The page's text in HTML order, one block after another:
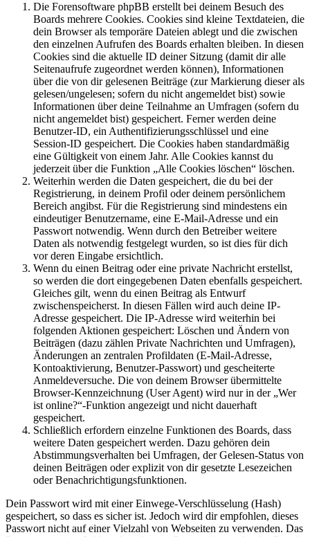
Die Forensoftware phpBB erstellt bei deinem Besuch des
Boards mehrere Cookies. Cookies sind kleine Textdateien, die
dein Browser als temporäre Dateien ablegt und die zwischen
den einzelnen Aufrufen des Boards erhalten bleiben. In diesen
Cookies sind die aktuelle ID deiner Sitzung (damit dir alle
Seitenaufrufe zugeordnet werden können), Informationen
über die von dir gelesenen Beiträge (zur Markierung dieser als
gelesen/ungelesen; sofern du nicht angemeldet bist) sowie
Informationen über deine Teilnahme an Umfragen (sofern du
nicht angemeldet bist) gespeichert. Ferner werden deine
Benutzer-ID, ein Authentifizierungsschlüssel und eine
Session-ID gespeichert. Die Cookies haben standardmäßig
eine Gültigkeit von einem Jahr. Alle Cookies kannst du
jederzeit über die Funktion „Alle Cookies löschen“ löschen.
Weiterhin werden die Daten gespeichert, die du bei der
Registrierung, in deinem Profil oder deinem persönlichem
Bereich angibst. Für die Registrierung sind mindestens ein
eindeutiger Benutzername, eine E-Mail-Adresse und ein
Passwort notwendig. Wenn durch den Betreiber weitere
Daten als notwendig festgelegt wurden, so ist dies für dich
vor deren Eingabe ersichtlich.
Wenn du einen Beitrag oder eine private Nachricht erstellst,
so werden die dort eingegebenen Daten ebenfalls gespeichert.
Gleiches gilt, wenn du einen Beitrag als Entwurf
zwischenspeicherst. In diesen Fällen wird auch deine IP-
Adresse gespeichert. Die IP-Adresse wird weiterhin bei
folgenden Aktionen gespeichert: Löschen und Ändern von
Beiträgen (dazu zählen Private Nachrichten und Umfragen),
Änderungen an zentralen Profildaten (E-Mail-Adresse,
Kontoaktivierung, Benutzer-Passwort) und gescheiterte
Anmeldeversuche. Die von deinem Browser übermittelte
Browser-Kennzeichnung (User Agent) wird nur in der „Wer
ist online?“-Funktion angezeigt und nicht dauerhaft
gespeichert.
Schließlich erfordern einzelne Funktionen des Boards, dass
weitere Daten gespeichert werden. Dazu gehören dein
Abstimmungsverhalten bei Umfragen, der Gelesen-Status von
deinen Beiträgen oder explizit von dir gesetzte Lesezeichen
oder Benachrichtigungsfunktionen.
Dein Passwort wird mit einer Einwege-Verschlüsselung (Hash)
gespeichert, so dass es sicher ist. Jedoch wird dir empfohlen, dieses
Passwort nicht auf einer Vielzahl von Webseiten zu verwenden. Das